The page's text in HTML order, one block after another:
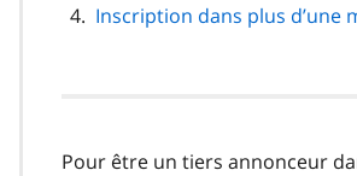
Inscription dans plus d’une
Pour être un tiers annonceur